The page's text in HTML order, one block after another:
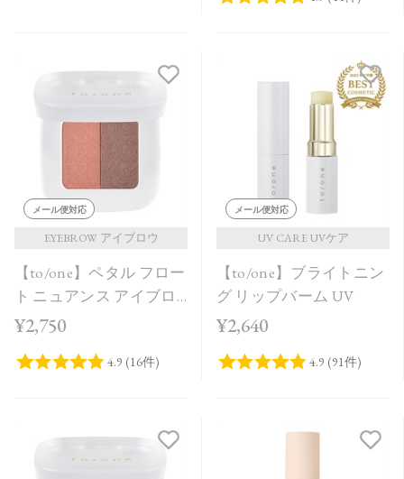
メール便対応
EYEBROW アイブロウ
【to/one】ペタル フロー
ト ニュアンス アイブロ
ウ［01,02］
¥2,750
メール便対応
UV CARE UVケア
【to/one】ブライトニン
グ リップバーム UV
¥2,640